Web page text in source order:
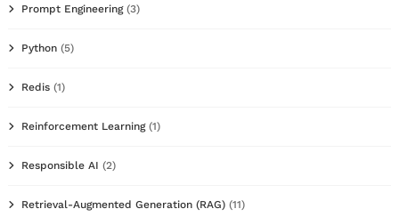
Prompt Engineering(3)
Python (5)
Redis (1)
Reinforcement Learning(1)
Responsible AI (2)
Retrieval-Augmented Generation (RAG) (11)